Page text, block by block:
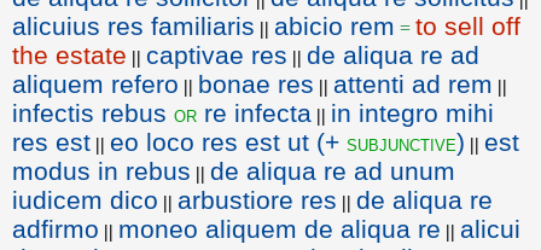
alicuius res familiaris || abicio rem = to sell off
the estate || captivae res || de aliqua re ad
aliquem refero || bonae res || attenti ad rem ||
infectis rebus or re infecta || in integro mihi
res est || eo loco res est ut (+ subjunctive) || est
modus in rebus || de aliqua re ad unum
iudicem dico || arbustiore res || de aliqua re
adfirmo || moneo aliquem de aliqua re || alicui